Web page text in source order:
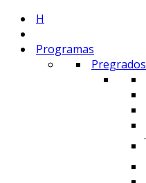
H
Programas
Pregrados